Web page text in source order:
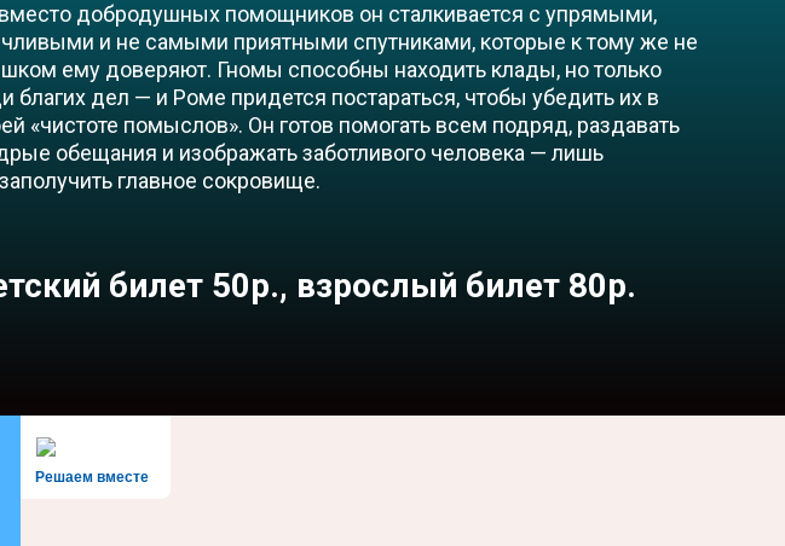
добродушных помощников он сталкивается с упрямыми,
и не самыми приятными спутниками, которые к тому же не
ему доверяют. Гномы способны находить клады, но только
благих дел — и Роме придется постараться, чтобы убедить их в
«чистоте помыслов». Он готов помогать всем подряд, раздавать
обещания и изображать заботливого человека — лишь
главное сокровище.
билет 50р., взрослый билет 80р.
Решаем вместе